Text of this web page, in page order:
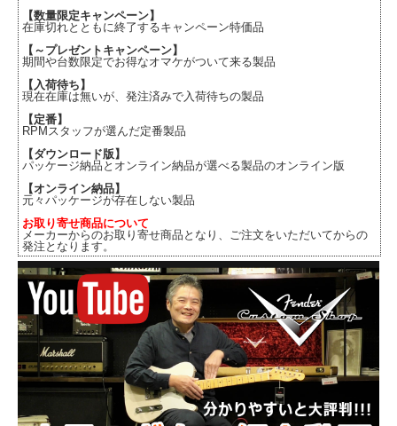
【数量限定キャンペーン】
在庫切れとともに終了するキャンペーン特価品
【～プレゼントキャンペーン】
期間や台数限定でお得なオマケがついて来る製品
【入荷待ち】
現在在庫は無いが、発注済みで入荷待ちの製品
【定番】
RPMスタッフが選んだ定番製品
【ダウンロード版】
パッケージ納品とオンライン納品が選べる製品のオンライン版
【オンライン納品】
元々パッケージが存在しない製品
お取り寄せ商品について
メーカーからのお取り寄せ商品となり、ご注文をいただいてからの
発注となります。